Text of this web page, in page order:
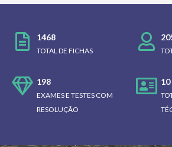
1468
TOTAL DE FICHAS
198
EXAMES E TESTES COM
RESOLUÇÃO
10